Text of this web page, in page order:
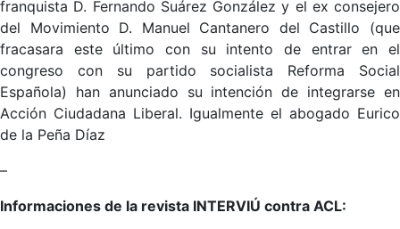
franquista D. Fernando Suárez González y el ex consejero
del Movimiento D. Manuel Cantanero del Castillo (que
fracasara este último con su intento de entrar en el
congreso con su partido socialista Reforma Social
Española) han anunciado su intención de integrarse en
Acción Ciudadana Liberal. Igualmente el abogado Eurico
de la Peña Díaz
–
Informaciones de la revista INTERVIÚ contra ACL: